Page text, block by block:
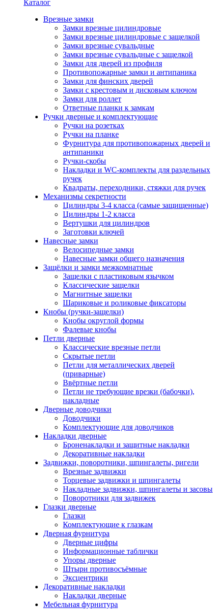
Каталог
Врезные замки
Замки врезные цилиндровые
Замки врезные цилиндровые с защелкой
Замки врезные сувальдные
Замки врезные сувальдные с защелкой
Замки для дверей из профиля
Противопожарные замки и антипаника
Замки для финских дверей
Замки с крестовым и дисковым ключом
Замки для роллет
Ответные планки к замкам
Ручки дверные и комплектующие
Ручки на розетках
Ручки на планке
Фурнитура для противопожарных дверей и
антипаники
Ручки-скобы
Накладки и WC-комплекты для раздельных
ручек
Квадраты, переходники, стяжки для ручек
Механизмы секретности
Цилиндры 3-4 класса (самые защищенные)
Цилиндры 1-2 класса
Вертушки для цилиндров
Заготовки ключей
Навесные замки
Велосипедные замки
Навесные замки общего назначения
Защёлки и замки межкомнатные
Защелки с пластиковым язычком
Классические защелки
Магнитные защелки
Шариковые и роликовые фиксаторы
Кнобы (ручки-защелки)
Кнобы округлой формы
Фалевые кнобы
Петли дверные
Классические врезные петли
Скрытые петли
Петли для металлических дверей
(приварные)
Ввёртные петли
Петли не требующие врезки (бабочки),
накладные
Дверные доводчики
Доводчики
Комплектующие для доводчиков
Накладки дверные
Броненакладки и защитные накладки
Декоративные накладки
Задвижки, поворотники, шпингалеты, ригели
Врезные задвижки
Торцевые задвижки и шпингалеты
Накладные задвижки, шпингалеты и засовы
Поворотники для задвижек
Глазки дверные
Глазки
Комплектующие к глазкам
Дверная фурнитура
Дверные цифры
Информационные таблички
Упоры дверные
Штыри противосъёмные
Эксцентрики
Декоративные накладки
Накладки дверные
Мебельная фурнитура